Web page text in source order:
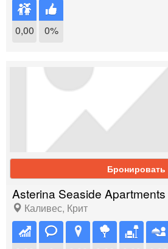
0,00 0%
Бронировать
Asterina Seaside Apartments
Каливес, Крит